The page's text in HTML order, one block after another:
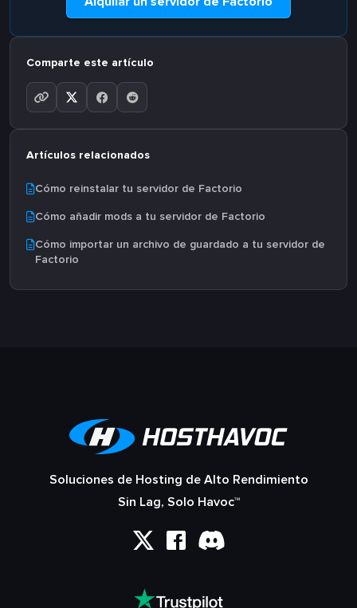
Comparte este artículo
Artículos relacionados
Cómo reinstalar tu servidor de Factorio
Cómo añadir mods a tu servidor de Factorio
Cómo importar un archivo de guardado a tu servidor de
Factorio
Soluciones de Hosting de Alto Rendimiento
Sin Lag, Solo Havoc™